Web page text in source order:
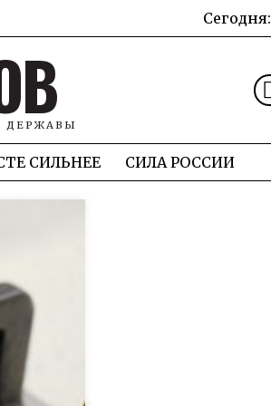
Сегодня:
ДЕРЖАВЫ
СИЛЬНЕЕ СИЛА РОССИИ